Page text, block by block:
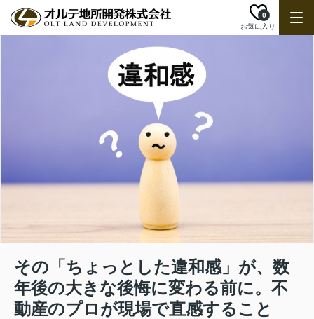
お気に入り
0
その「ちょっとした違和感」が、数
年後の大きな後悔に変わる前に。不
動産のプロが現場で直感すること